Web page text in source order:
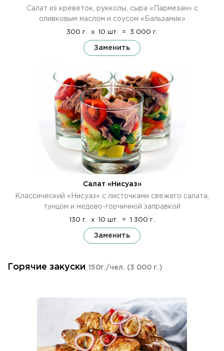
Салат из креветок, рукколы, сыра «Пармезан» с
оливковым маслом и соусом «Бальзамик»
300 г. x 10 шт. = 3 000 г.
Заменить
Салат «Нисуаз»
Классический «Нисуаз» с листочками свежего салата,
тунцом и медово-горчичной заправкой
130 г. x 10 шт. = 1 300 г.
Заменить
Горячие закуски 150г./чел. (3 000 г.)